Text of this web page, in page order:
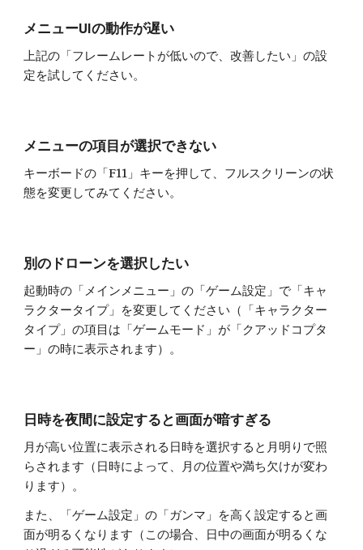
メニューUIの動作が遅い
上記の「フレームレートが低いので、改善したい」の設
定を試してください。
メニューの項目が選択できない
キーボードの「F11」キーを押して、フルスクリーンの状
態を変更してみてください。
別のドローンを選択したい
起動時の「メインメニュー」の「ゲーム設定」で「キャ
ラクタータイプ」を変更してください（「キャラクター
タイプ」の項目は「ゲームモード」が「クアッドコプタ
ー」の時に表示されます）。
日時を夜間に設定すると画面が暗すぎる
月が高い位置に表示される日時を選択すると月明りで照
らされます（日時によって、月の位置や満ち欠けが変わ
ります）。
また、「ゲーム設定」の「ガンマ」を高く設定すると画
面が明るくなります（この場合、日中の画面が明るくな